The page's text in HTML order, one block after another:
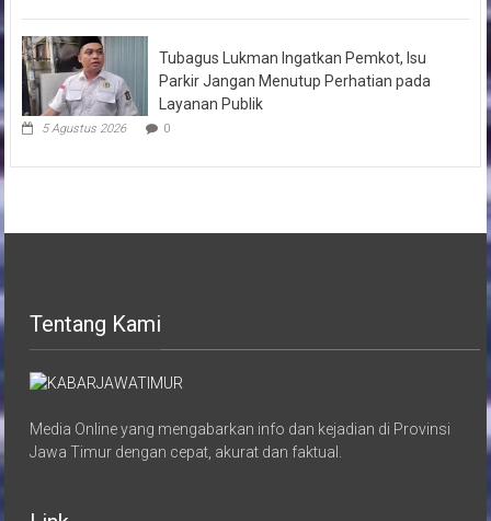
Tubagus Lukman Ingatkan Pemkot, Isu
Parkir Jangan Menutup Perhatian pada
Layanan Publik
5 Agustus 2026 0
Tentang Kami
Media Online yang mengabarkan info dan kejadian di Provinsi
Jawa Timur dengan cepat, akurat dan faktual.